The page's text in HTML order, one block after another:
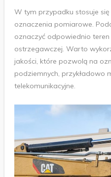
W tym przypadku stosuje się
oznaczenia pomiarowe.
oznaczyć odpowiednio
ostrzegawczej. Warto
jakości, które pozwolą na
podziemnych, przykładowo
telekomunikacyjne.